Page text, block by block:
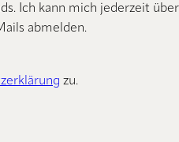
Ich kann mich jederzeit über
abmelden.
zu.